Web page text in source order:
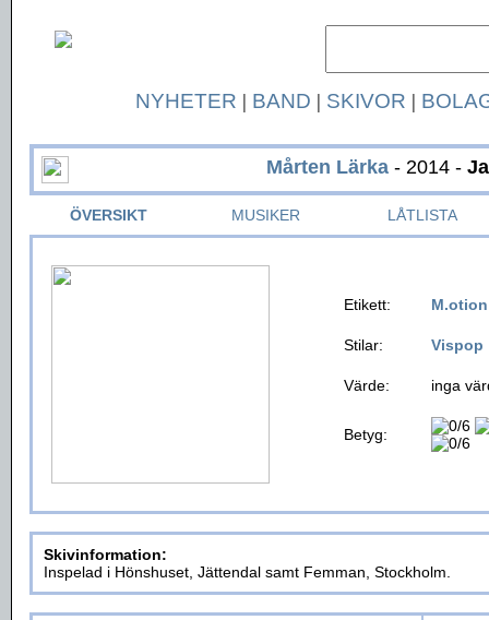
NYHETER | BAND | SKIVOR |
Mårten Lärka - 2014 -
ÖVERSIKT MUSIKER LÅTLISTA
Etikett:
Stilar: Vispop
Värde: inga
Betyg:
Skivinformation:
Inspelad i Hönshuset, Jättendal samt Femman, Stockholm.